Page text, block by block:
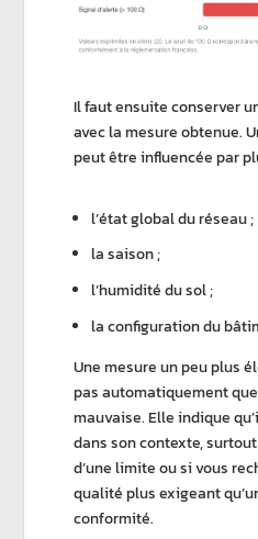
Il faut ensuite conserver
avec la mesure obtenue.
peut être influencée par
l’état global du réseau ;
la saison ;
l’humidité du sol ;
la configuration du
Une mesure un peu plus
pas automatiquement
mauvaise. Elle indique
dans son contexte,
d’une limite ou si vous
qualitéplus exigeant
conformité.